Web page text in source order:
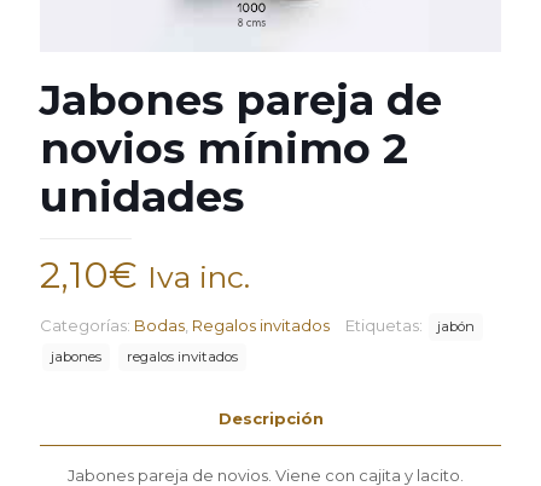
Jabones pareja de
novios mínimo 2
unidades
2,10€ Iva inc.
Categorías: Bodas Regalos invitados Etiquetas:
jabón
jabones
regalos invitados
Descripción
Jabones pareja de novios. Viene con cajita y lacito.